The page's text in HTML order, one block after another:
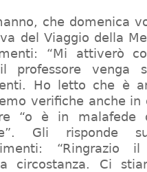
che domenica
del Viaggio della
“Mi attiverò
professore venga
Ho letto che è
verifiche anche in
“o è in malafede
Gli risponde
circostanza. Ci